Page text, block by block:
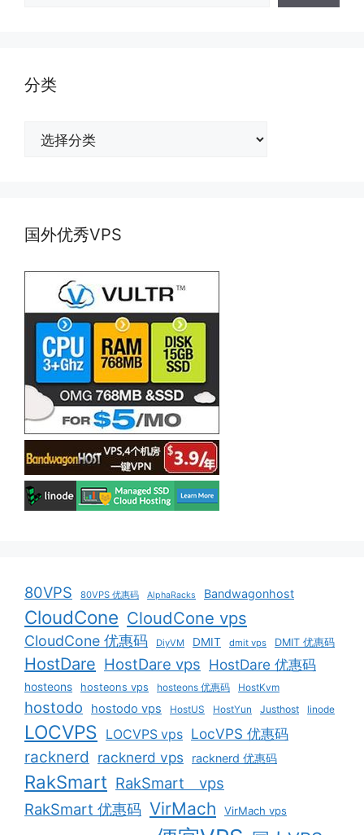
分类
国外优秀VPS
80VPS 80VPS 优惠码 AlphaRacks Bandwagonhost
CloudCone CloudCone vps
CloudCone 优惠码 DiyVM DMIT dmit vps DMIT 优惠码
HostDare HostDare vps HostDare 优惠码
hosteons hosteons vps hosteons 优惠码 HostKvm
hostodo hostodo vps HostUS HostYun Justhost linode
LOCVPS LOCVPS vps LocVPS 优惠码
racknerd racknerd vps racknerd 优惠码
RakSmart RakSmart vps
RakSmart 优惠码 VirMach VirMach vps